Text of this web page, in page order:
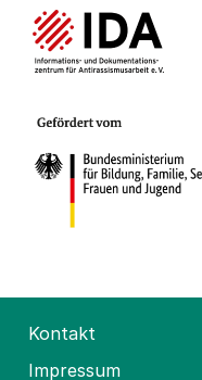
Kontakt
Impressum